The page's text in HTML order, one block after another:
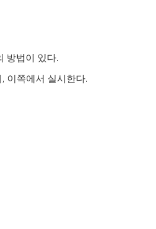
방법이 있다.
이쪽에서 실시한다.